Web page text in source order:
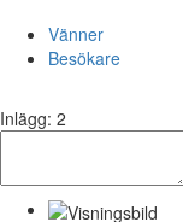
Vänner
Besökare
Inlägg: 2